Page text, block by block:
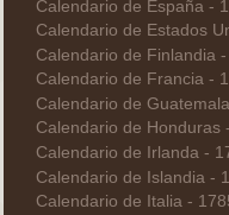
Calendario de España -
Calendario de Estados
Calendario de Finlandia
Calendario de Francia -
Calendario de
Calendario de Honduras
Calendario de Irlanda -
Calendario de Islandia -
Calendario de Italia -